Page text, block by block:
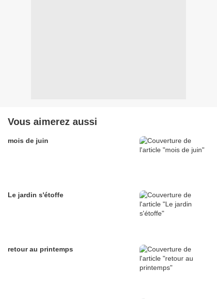
Vous aimerez aussi
mois de juin
Le jardin s'étoffe
retour au printemps